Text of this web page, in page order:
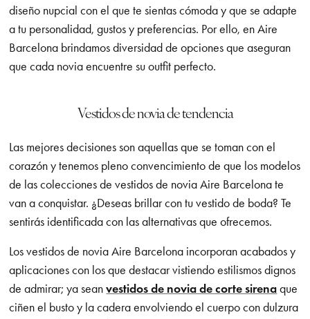
diseño nupcial con el que te sientas cómoda y que se adapte
a tu personalidad, gustos y preferencias. Por ello, en Aire
Barcelona brindamos diversidad de opciones que aseguran
que cada novia encuentre su outfit perfecto.
Vestidos de novia de tendencia
Las mejores decisiones son aquellas que se toman con el
corazón y tenemos pleno convencimiento de que los modelos
de las colecciones de vestidos de novia Aire Barcelona te
van a conquistar. ¿Deseas brillar con tu vestido de boda? Te
sentirás identificada con las alternativas que ofrecemos.
Los vestidos de novia Aire Barcelona incorporan acabados y
aplicaciones con los que destacar vistiendo estilismos dignos
de admirar; ya seanvestidos de novia de corte sirenaque
ciñen el busto y la cadera envolviendo el cuerpo con dulzura